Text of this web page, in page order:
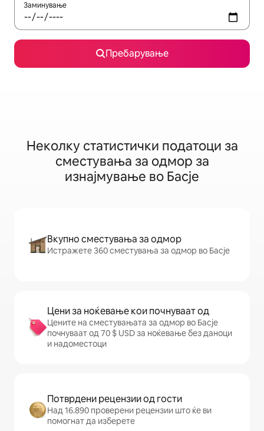
Заминување
Пребарување
Неколку статистички податоци за
сместувања за одмор за
изнајмување во Басје
Вкупно сместувања за одмор
Истражете 360 сместувања за одмор во Басје
Цени за ноќевање кои почнуваат од
Цените на сместувањата за одмор во Басје
почнуваат од 70 $ USD за ноќевање без даноци
и надоместоци
Потврдени рецензии од гости
Над 16.890 проверени рецензии што ќе ви
помогнат да изберете